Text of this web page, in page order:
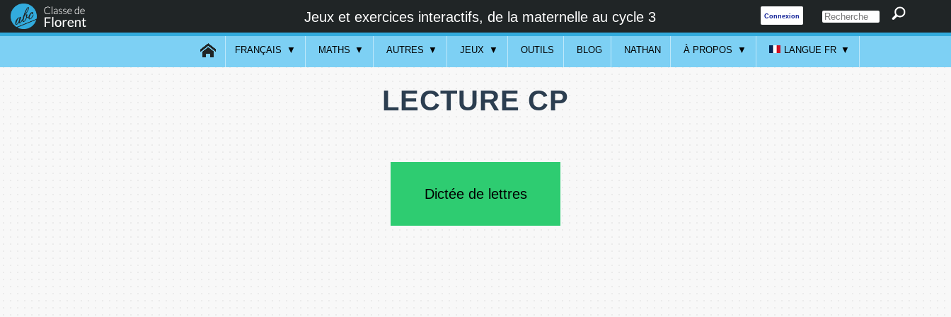
Jeux et exercices interactifs, de la maternelle au cycle 3 Connexion
FRANÇAIS MATHS AUTRES JEUX OUTILS BLOG NATHAN À PROPOS LANGUE FR
LECTURE CP
Dictée de lettres